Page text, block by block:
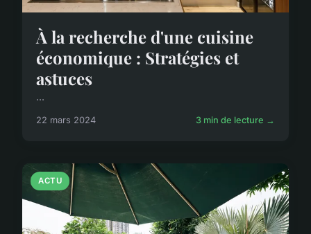
À la recherche d'une cuisine
économique : Stratégies et
astuces
...
22 mars 2024 3 min de lecture →
ACTU